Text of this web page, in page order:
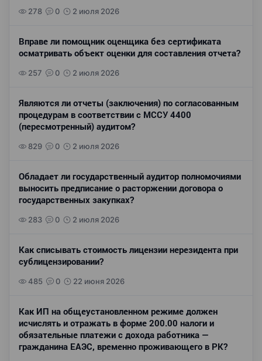
278 0 2 июля 2026
Вправе ли помощник оценщика без сертификата
осматривать объект оценки для составления отчета?
257 0 2 июля 2026
Являются ли отчеты (заключения) по согласованным
процедурам в соответствии с МССУ 4400
(пересмотренный) аудитом?
829 0 2 июля 2026
Обладает ли государственный аудитор полномочиями
выносить предписание о расторжении договора о
государственных закупках?
283 0 2 июля 2026
Как списывать стоимость лицензии нерезидента при
сублицензировании?
485 0 22 июня 2026
Как ИП на общеустановленном режиме должен
исчислять и отражать в форме 200.00 налоги и
обязательные платежи с дохода работника —
гражданина ЕАЭС, временно проживающего в РК?